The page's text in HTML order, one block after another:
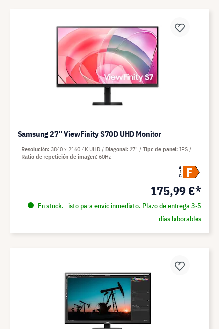
Samsung 27" ViewFinity S70D UHD Monitor
A
G
F
175,99 €*
En stock. Listo para envío inmediato. Plazo de entrega 3-5
días laborables
Resolución 3840 x 2160 4K UHD Diagonal 27" Tipo de panel IPS
Ratio de repetición de imagen 60Hz